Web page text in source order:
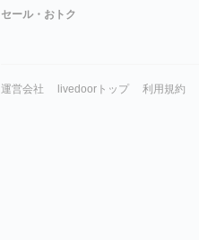
セール・おトク
運営会社 livedoorトップ 利用規約